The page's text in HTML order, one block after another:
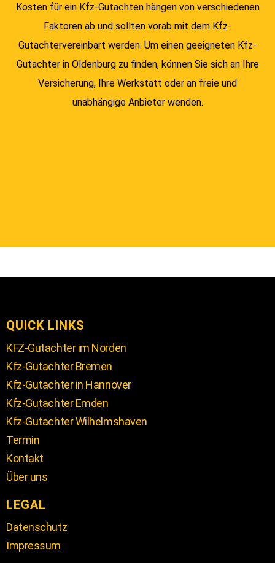
Kosten für ein Kfz-Gutachten hängen von verschiedenen
Faktoren ab und sollten vorab mit dem Kfz-
Gutachtervereinbart werden. Um einen geeigneten Kfz-
Gutachter in Oldenburg zu finden, können Sie sich an Ihre
Versicherung, Ihre Werkstatt oder an freie und
unabhängige Anbieter wenden.
QUICK LINKS
KFZ-Gutachter im Norden
Kfz-Gutachter Bremen
Kfz-Gutachter in Hannover
Kfz-Gutachter Emden
Kfz-Gutachter Wilhelmshaven
Termin
Kontakt
Über uns
LEGAL
Datenschutz
Impressum